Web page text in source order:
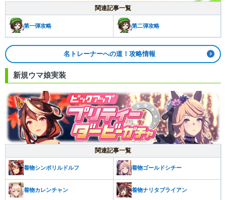
関連記事一覧
第一弾攻略 第二弾攻略
名トレーナーへの道！攻略情報
新規ウマ娘実装
関連記事一覧
着物シンボリルドルフ 着物ゴールドシチー
着物カレンチャン 着物ナリタブライアン